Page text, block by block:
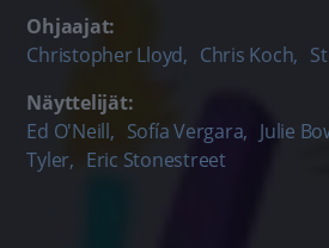
Ohjaajat:
Christopher Lloyd, Chris Koch,
Näyttelijät:
Ed O'Neill, Sofía Vergara, Julie
Tyler, Eric Stonestreet